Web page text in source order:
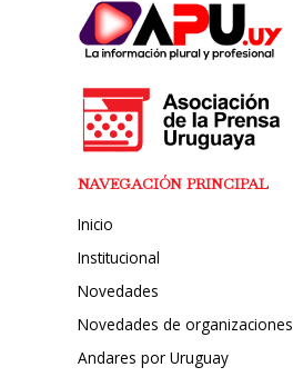
NAVEGACIÓN PRINCIPAL
Inicio
Institucional
Novedades
Novedades de organizaciones
Andares por Uruguay